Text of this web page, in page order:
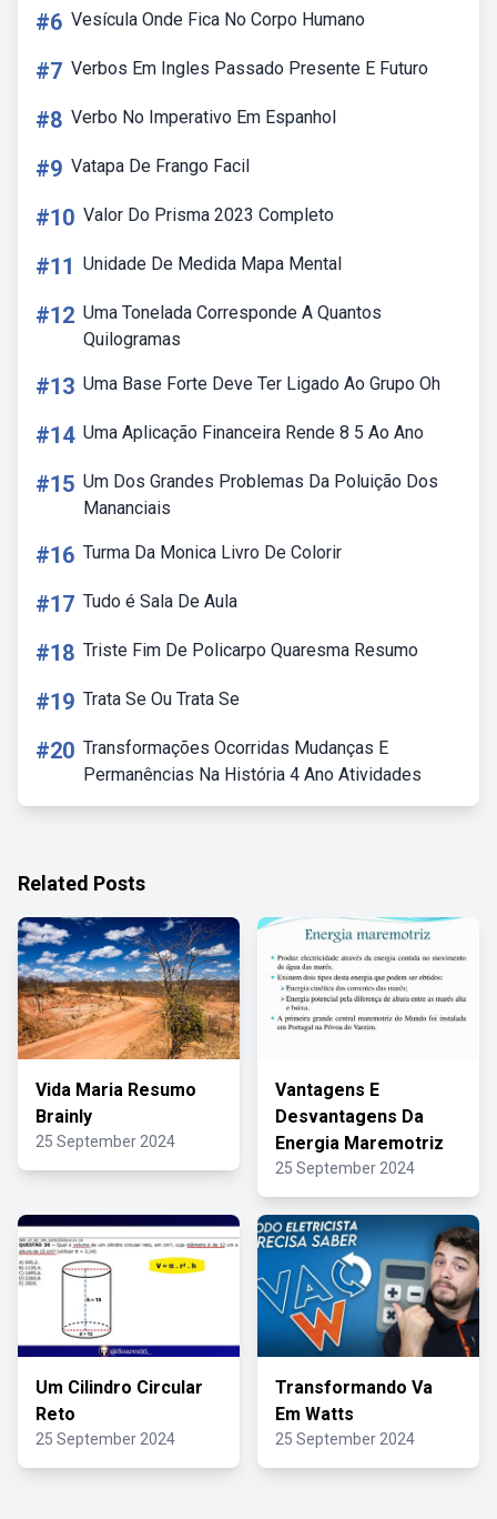
#6 Vesícula Onde Fica No Corpo Humano
#7 Verbos Em Ingles Passado Presente E Futuro
#8 Verbo No Imperativo Em Espanhol
#9 Vatapa De Frango Facil
#10 Valor Do Prisma 2023 Completo
#11 Unidade De Medida Mapa Mental
#12 Uma Tonelada Corresponde A Quantos
Quilogramas
#13 Uma Base Forte Deve Ter Ligado Ao Grupo Oh
#14 Uma Aplicação Financeira Rende 8 5 Ao Ano
#15 Um Dos Grandes Problemas Da Poluição Dos
Mananciais
#16 Turma Da Monica Livro De Colorir
#17 Tudo é Sala De Aula
#18 Triste Fim De Policarpo Quaresma Resumo
#19 Trata Se Ou Trata Se
#20 Transformações Ocorridas Mudanças E
Permanências Na História 4 Ano Atividades
Related Posts
Vida Maria Resumo
Brainly
25 September 2024
Vantagens E
Desvantagens Da
Energia Maremotriz
25 September 2024
Um Cilindro Circular
Reto
25 September 2024
Transformando Va
Em Watts
25 September 2024